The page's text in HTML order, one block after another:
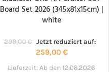
NACHBESTELLT!
Board Set 2026 (345x81x15cm) |
white
299,00€ Jetzt reduziert auf:
259,00 €
Lieferzeit: Ab den 12.08.2026